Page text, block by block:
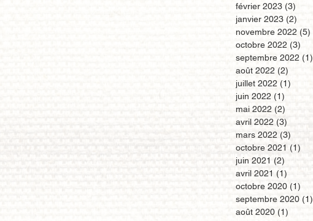
février 2023 (3)
janvier 2023 (2)
novembre 2022 (5)
octobre 2022 (3)
septembre 2022 (1)
août 2022 (2)
juillet 2022 (1)
juin 2022 (1)
mai 2022 (2)
avril 2022 (3)
mars 2022 (3)
octobre 2021 (1)
juin 2021 (2)
avril 2021 (1)
octobre 2020 (1)
septembre 2020 (1)
août 2020 (1)